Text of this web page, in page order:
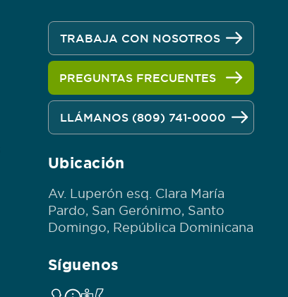
TRABAJA CON NOSOTROS
PREGUNTAS FRECUENTES
LLÁMANOS (809) 741-0000
Ubicación
Av. Luperón esq. Clara María
Pardo, San Gerónimo, Santo
Domingo, República Dominicana
Síguenos